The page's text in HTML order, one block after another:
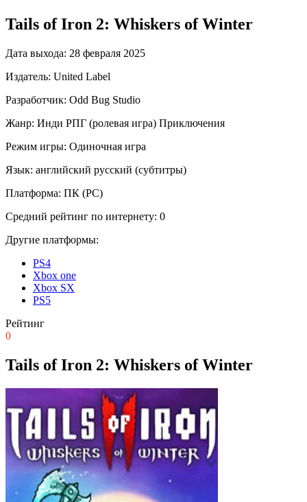
Tails of Iron 2: Whiskers of Winter
Дата выхода: 28 февраля 2025
Издатель: United Label
Разработчик: Odd Bug Studio
Жанр: Инди РПГ (ролевая игра) Приключения
Режим игры: Одиночная игра
Язык: английский русский (субтитры)
Платформа: ПК (PC)
Средний рейтинг по интернету: 0
Другие платформы:
PS4
Xbox one
Xbox SX
PS5
Рейтинг
0
Tails of Iron 2: Whiskers of Winter